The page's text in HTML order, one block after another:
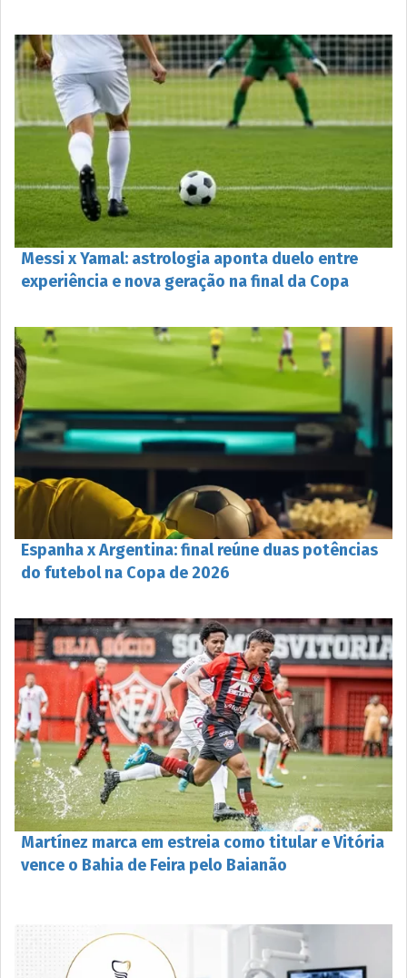
Messi x Yamal: astrologia aponta duelo entre
experiência e nova geração na final da Copa
Espanha x Argentina: final reúne duas potências
do futebol na Copa de 2026
Martínez marca em estreia como titular e Vitória
vence o Bahia de Feira pelo Baianão